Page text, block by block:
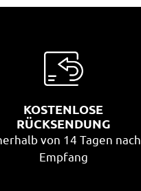
KOSTENLOSE
RÜCKSENDUNG
von 14 Tagen nach
Empfang